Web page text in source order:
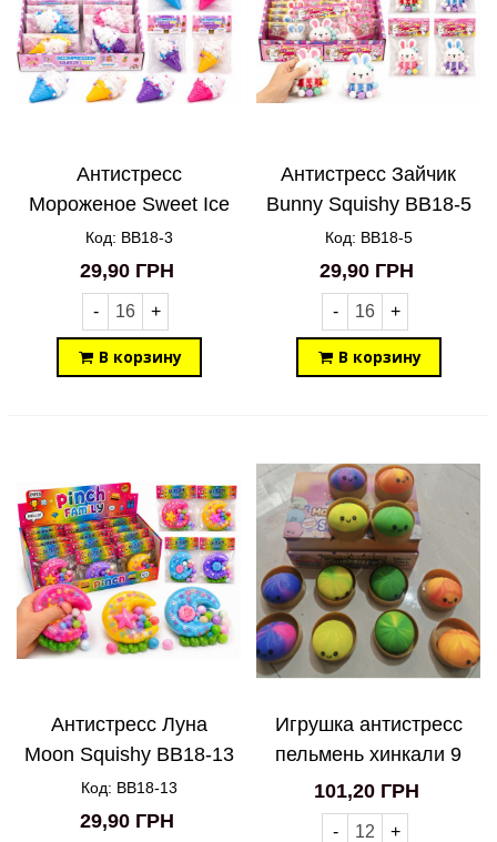
Антистресс
Мороженое Sweet Ice
Cream BB18-3
Код: BB18-3
29,90 ГРН
- +
В корзину
Антистресс Зайчик
Bunny Squishy BB18-5
Код: BB18-5
29,90 ГРН
- +
В корзину
Антистресс Луна
Moon Squishy BB18-13
Код: BB18-13
29,90 ГРН
Игрушка антистресс
пельмень хинкали 9
см
101,20 ГРН
- +